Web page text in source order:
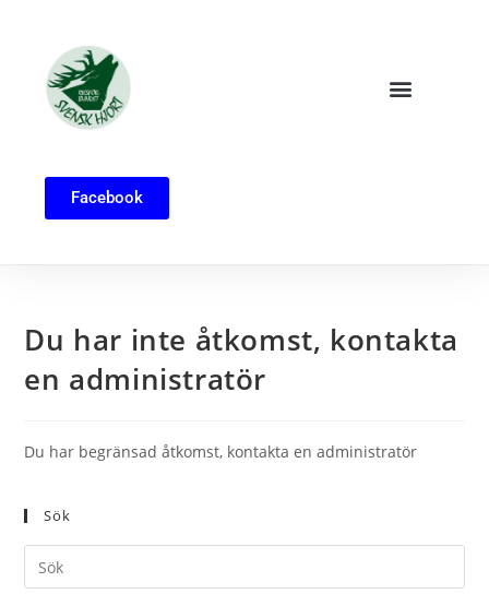
Facebook
Du har inte åtkomst, kontakta
en administratör
Du har begränsad åtkomst, kontakta en administratör
Sök